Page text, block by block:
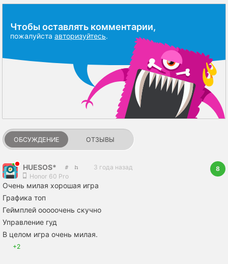
Чтобы оставлять комментарии,
пожалуйста авторизуйтесь.
ОБСУЖДЕНИЕ ОТЗЫВЫ
HUESOS*
3 года назад
Honor 60 Pro
8
Очень милая хорошая игра
Графика топ
Геймплей ооооочень скучно
Управление гуд
В целом игра очень милая.
+2